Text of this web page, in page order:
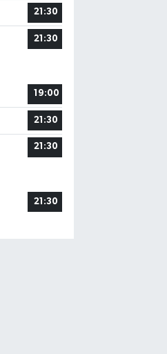
21:30
21:30
19:00
21:30
21:30
21:30